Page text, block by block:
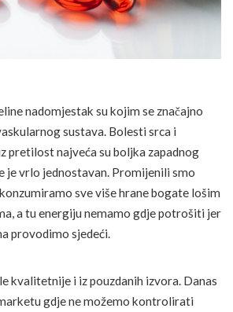
nadomjestak su kojim se značajno
sustava. Bolesti srca i
pretilost najveća su boljka zapadnog
je vrlo jednostavan. Promijenili smo
sve više hrane bogate lošim
a tu energiju nemamo gdje potrošiti jer
provodimo sjedeći.
kvalitetnije i iz pouzdanih izvora. Danas
gdje ne možemo kontrolirati